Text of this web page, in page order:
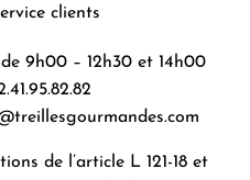
clients
9h00 – 12h30 et 14h00
de l’article L 121-18 et